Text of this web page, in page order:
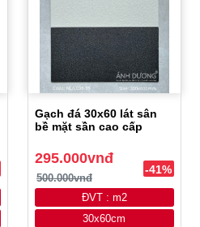
Gạch đá 30x60 lát sân
bề mặt sần cao cấp
295.000vnđ
500.000vnđ
-41%
ĐVT : m2
30x60cm